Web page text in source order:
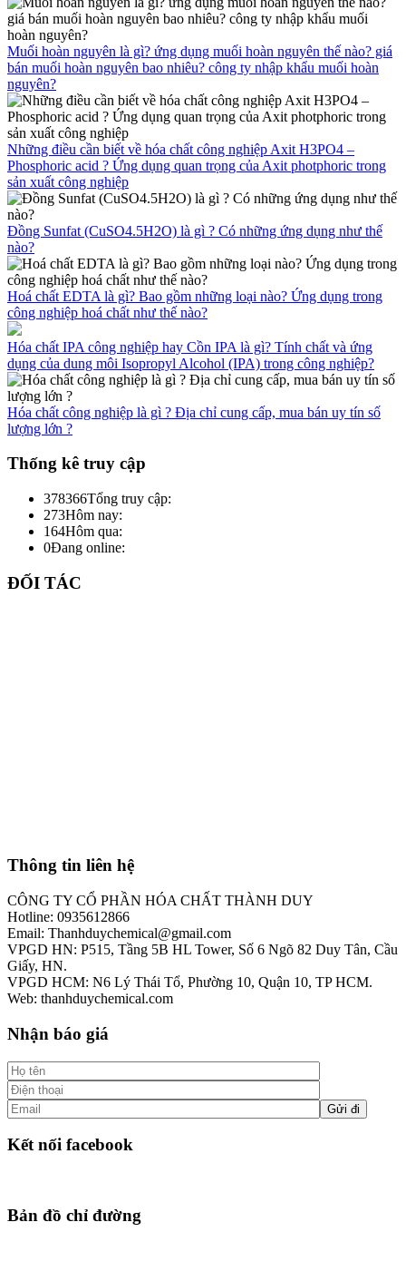
Muối hoàn nguyên là gì? ứng dụng muối hoàn nguyên thế nào? giá
bán muối hoàn nguyên bao nhiêu? công ty nhập khẩu muối hoàn
nguyên?
Những điều cần biết về hóa chất công nghiệp Axit H3PO4 –
Phosphoric acid ? Ứng dụng quan trọng của Axit photphoric trong
sản xuất công nghiệp
Đồng Sunfat (CuSO4.5H2O) là gì ? Có những ứng dụng như thế
nào?
Hoá chất EDTA là gì? Bao gồm những loại nào? Ứng dụng trong
công nghiệp hoá chất như thế nào?
Hóa chất IPA công nghiệp hay Cồn IPA là gì? Tính chất và ứng
dụng của dung môi Isopropyl Alcohol (IPA) trong công nghiệp?
Hóa chất công nghiệp là gì ? Địa chỉ cung cấp, mua bán uy tín số
lượng lớn ?
Thống kê truy cập
378366Tổng truy cập:
273Hôm nay:
164Hôm qua:
0Đang online:
ĐỐI TÁC
Thông tin liên hệ
CÔNG TY CỔ PHẦN HÓA CHẤT THÀNH DUY
Hotline: 0935612866
Email: Thanhduychemical@gmail.com
VPGD HN: P515, Tầng 5B HL Tower, Số 6 Ngõ 82 Duy Tân, Cầu
Giấy, HN.
VPGD HCM: N6 Lý Thái Tổ, Phường 10, Quận 10, TP HCM.
Web: thanhduychemical.com
Nhận báo giá
Kết nối facebook
Bản đồ chỉ đường